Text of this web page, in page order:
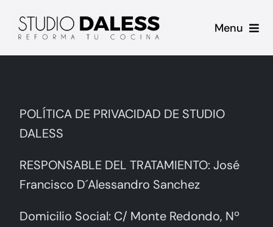
Menu
Sobre mi
Contacto
POLÍTICA DE PRIVACIDAD DE STUDIO
DALESS
RESPONSABLE DEL TRATAMIENTO: José
Francisco D´Alessandro Sanchez
Domicilio Social: C/ Monte Redondo, Nº